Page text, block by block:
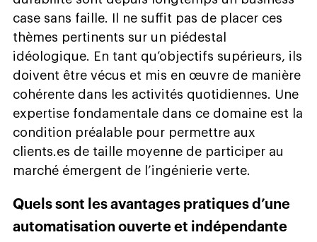
case sans faille. Il ne suffit pas de placer ces
thèmes pertinents sur un piédestal
idéologique. En tant qu’objectifs supérieurs, ils
doivent être vécus et mis en œuvre de manière
cohérente dans les activités quotidiennes. Une
expertise fondamentale dans ce domaine est la
condition préalable pour permettre aux
clients.es de taille moyenne de participer au
marché émergent de l’ingénierie verte.
Quels sont les avantages pratiques d’une
automatisation ouverte et indépendante